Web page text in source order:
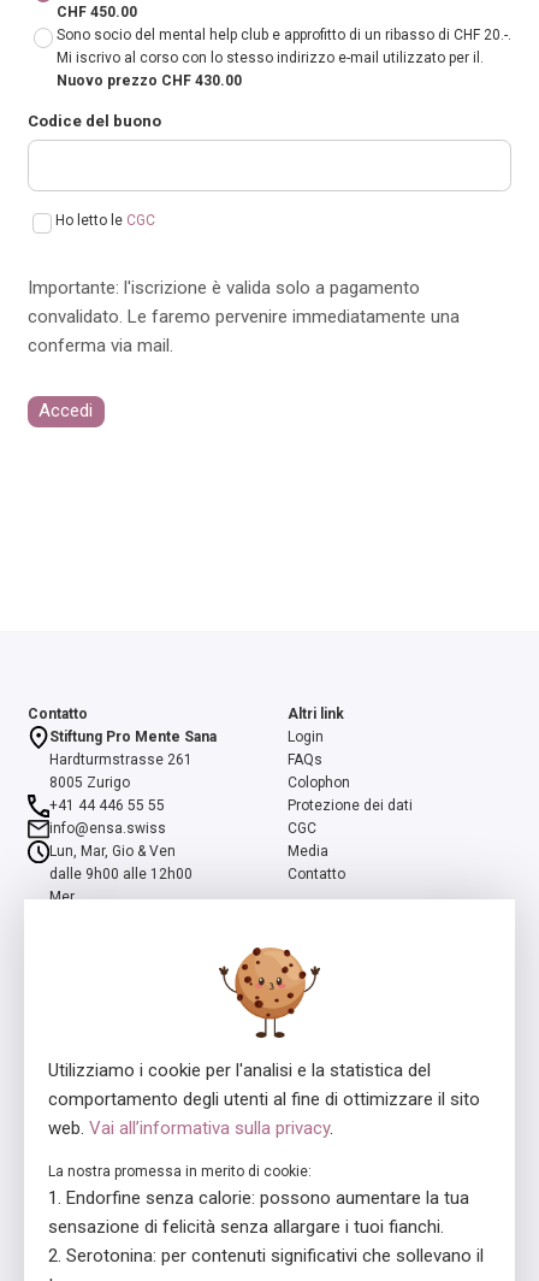
CHF 450.00
Sono socio del mental help club e approfitto di un ribasso di CHF 20.-.
Mi iscrivo al corso con lo stesso indirizzo e-mail utilizzato per il.
Nuovo prezzo CHF 430.00
Codice del buono
Ho letto le CGC
Importante: l'iscrizione è valida solo a pagamento
convalidato. Le faremo pervenire immediatamente una
conferma via mail.
Accedi
Contatto
Stiftung Pro Mente Sana
Hardturmstrasse 261
8005 Zurigo
+41 44 446 55 55
info@ensa.swiss
Lun, Mar, Gio & Ven
dalle 9h00 alle 12h00
Mer
Altri link
Login
FAQs
Colophon
Protezione dei dati
CGC
Media
Contatto
ensa è un programma della Fondazione Svizzera Pro Mente Sana, co-
iniziato e supportato dalla Fondazione Beisheim
Concessore della licenza
Utilizziamo i cookie per l'analisi e la statistica del
comportamento degli utenti al fine di ottimizzare il sito
web. Vai all’informativa sulla privacy.
La nostra promessa in merito di cookie:
Endorfine senza calorie: possono aumentare la tua
sensazione di felicità senza allargare i tuoi fianchi.
Serotonina: per contenuti significativi che sollevano il